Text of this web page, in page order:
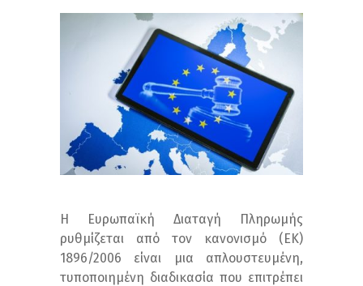
Η Ευρωπαϊκή Διαταγή Πληρωμής
ρυθμίζεται από τον κανονισμό (ΕΚ)
1896/2006 είναι μια απλουστευμένη,
τυποποιημένη διαδικασία που επιτρέπει